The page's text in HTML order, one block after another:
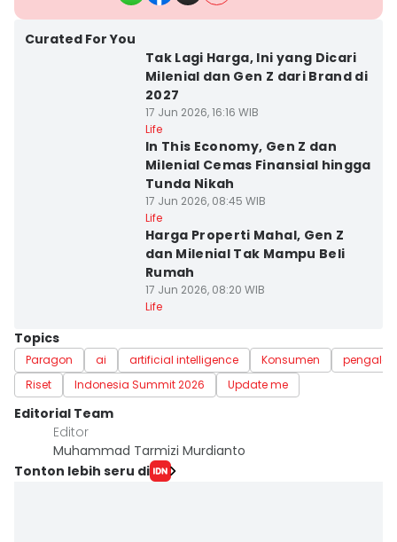
Curated For You
Tak Lagi Harga, Ini yang Dicari
Milenial dan Gen Z dari Brand di
2027
17 Jun 2026, 16:16 WIB
Life
In This Economy, Gen Z dan
Milenial Cemas Finansial hingga
Tunda Nikah
17 Jun 2026, 08:45 WIB
Life
Harga Properti Mahal, Gen Z
dan Milenial Tak Mampu Beli
Rumah
17 Jun 2026, 08:20 WIB
Life
Topics
Paragon ai artificial intelligence Konsumen
Riset
Indonesia Summit 2026 Update me
Editorial Team
Editor
Muhammad Tarmizi Murdianto
Tonton lebih seru di